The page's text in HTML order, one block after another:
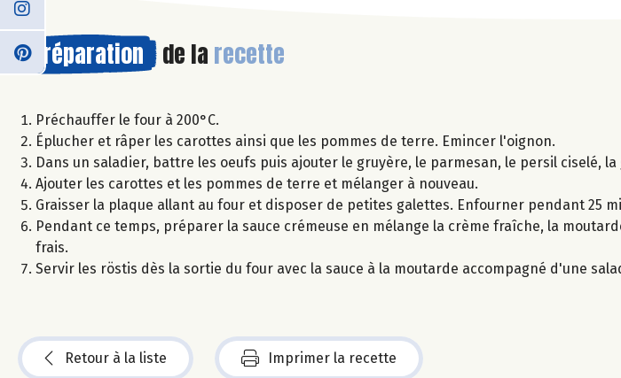
Préparation de la recette
Préchauffer le four à 200°C.
Éplucher et râper les carottes ainsi que les pommes de terre. Emincer l'oignon.
Dans un saladier, battre les oeufs puis ajouter le gruyère, le parmesan, le persil ciselé,
Ajouter les carottes et les pommes de terre et mélanger à nouveau.
Graisser la plaque allant au four et disposer de petites galettes. Enfourner pendant 25
Pendant ce temps, préparer la sauce crémeuse en mélange la crème fraîche, la
frais.
Servir les röstis dès la sortie du four avec la sauce à la moutarde accompagné d'une
Retour à la liste Imprimer la recette